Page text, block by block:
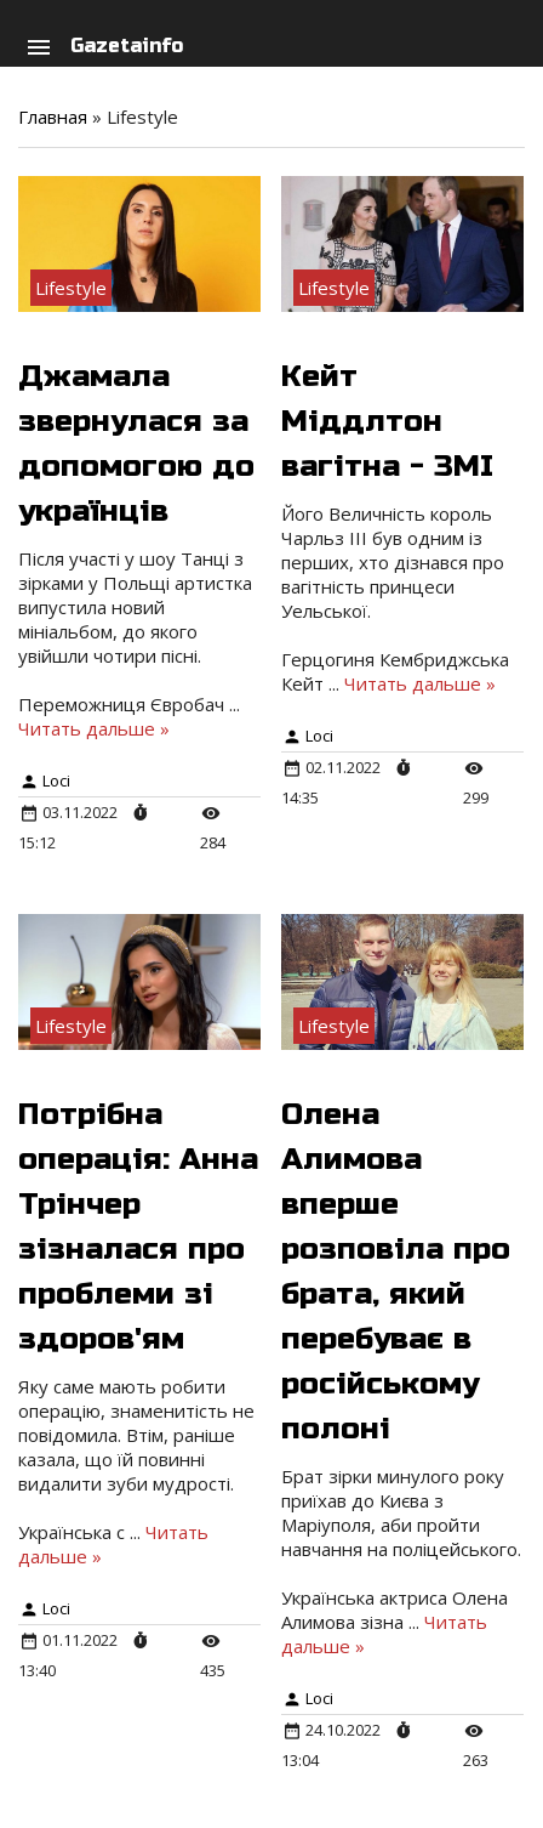
menu Gazetainfo
Главная » Lifestyle
Lifestyle
Джамала
звернулася за
допомогою до
українців
Після участі у шоу Танці з
зірками у Польщі артистка
випустила новий
мініальбом, до якого
увійшли чотири пісні.
Переможниця Євробач ...
Читать дальше »
Loci
03.11.2022
15:12
284
Lifestyle
Кейт
Міддлтон
вагітна - ЗМІ
Його Величність король
Чарльз ІІІ був одним із
перших, хто дізнався про
вагітність принцеси
Уельської.
Герцогиня Кембриджська
Кейт...Читать дальше »
Loci
02.11.2022
14:35
299
Lifestyle
Потрібна
операція: Анна
Трінчер
зізналася про
проблеми зі
здоров'ям
Яку саме мають робити
операцію, знаменитість не
повідомила. Втім, раніше
казала, що їй повинні
видалити зуби мудрості.
Українська с ... Читать
дальше »
Loci
01.11.2022
13:40
435
Lifestyle
Олена
Алимова
вперше
розповіла про
брата, який
перебуває в
російському
полоні
Брат зірки минулого року
приїхав до Києва з
Маріуполя, аби пройти
навчання на поліцейського.
Українська актриса Олена
Алимова зізна...Читать
дальше »
Loci
24.10.2022
13:04
263